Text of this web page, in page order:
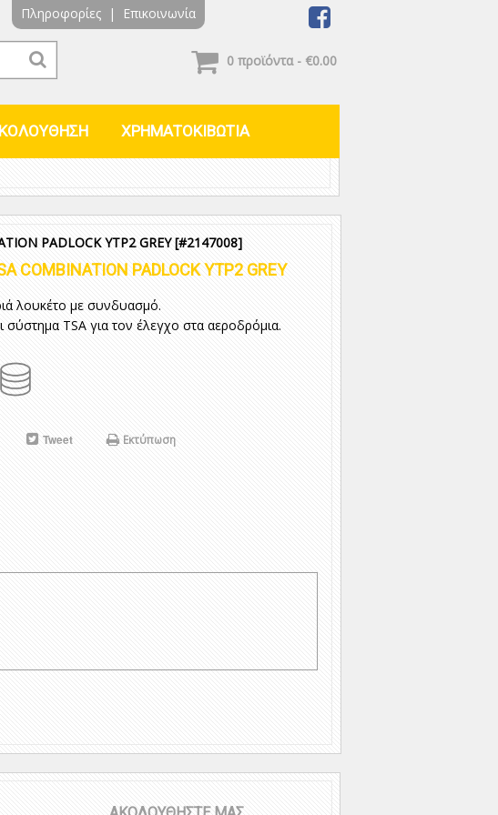
Πληροφορίες | Επικοινωνία
0 προϊόντα - €0.00
ΧΡΗΜΑΤΟΚΙΒΩΤΙΑ
PADLOCK YTP2 GREY[#2147008]
COMBINATION PADLOCK YTP2 GREY
λουκέτο με συνδυασμό.
σύστημα TSA για τον έλεγχο στα αεροδρόμια.
Tweet Εκτύπωση